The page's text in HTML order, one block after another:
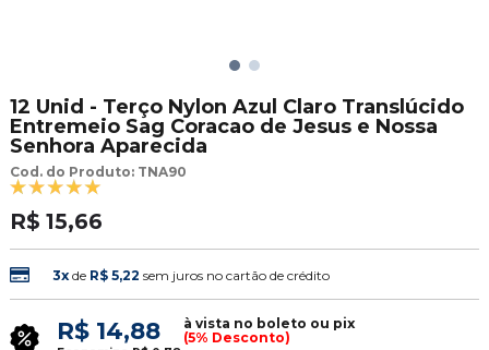
12 Unid - Terço Nylon Azul Claro Translúcido
Entremeio Sag Coracao de Jesus e Nossa
Senhora Aparecida
Cod. do Produto: TNA90
R$ 15,66
3xde R$ 5,22 sem juros no cartão de crédito
R$ 14,88
à vista no boleto ou pix
(5% Desconto)